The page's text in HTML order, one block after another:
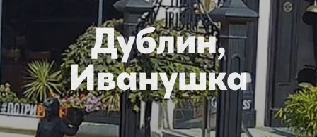
Дублин,
Иванушка